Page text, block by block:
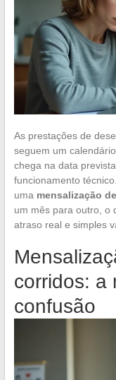
As prestações de
seguem um
chega na data
funcionamento
uma mensalização
um mês para outro, o
atraso real e simples
corridos: a
confusão